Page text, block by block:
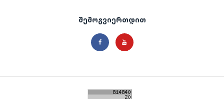
შემოგვიერთდით